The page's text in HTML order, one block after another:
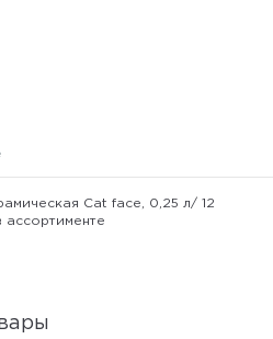
Cat face, 0,25 л/ 12
ассортименте